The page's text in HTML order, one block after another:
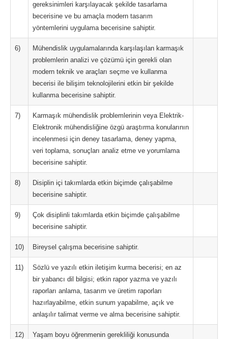
gereksinimleri karşılayacak şekilde tasarlama
becerisine ve bu amaçla modern tasarım
yöntemlerini uygulama becerisine sahiptir.
6)
Mühendislik uygulamalarında karşılaşılan karmaşık
problemlerin analizi ve çözümü için gerekli olan
modern teknik ve araçları seçme ve kullanma
becerisi ile bilişim teknolojilerini etkin bir şekilde
kullanma becerisine sahiptir.
7)
Karmaşık mühendislik problemlerinin veya Elektrik-
Elektronik mühendisliğine özgü araştırma konularının
incelenmesi için deney tasarlama, deney yapma,
veri toplama, sonuçları analiz etme ve yorumlama
becerisine sahiptir.
8)
Disiplin içi takımlarda etkin biçimde çalışabilme
becerisine sahiptir.
9)
Çok disiplinli takımlarda etkin biçimde çalışabilme
becerisine sahiptir.
10) Bireysel çalışma becerisine sahiptir.
11)
Sözlü ve yazılı etkin iletişim kurma becerisi; en az
bir yabancı dil bilgisi; etkin rapor yazma ve yazılı
raporları anlama, tasarım ve üretim raporları
hazırlayabilme, etkin sunum yapabilme, açık ve
anlaşılır talimat verme ve alma becerisine sahiptir.
12)
Yaşam boyu öğrenmenin gerekliliği konusunda